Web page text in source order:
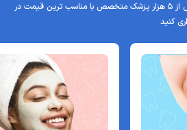
خدمات با کیفیت پزشکی را از بیش از 5 هزار پزشک متخصص با مناسب ترین قیمت در
کنید